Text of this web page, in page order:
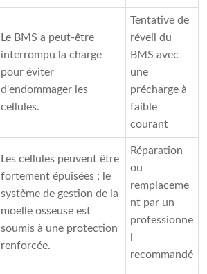
Le BMS a peut-être
interrompu la charge
pour éviter
d'endommager les
cellules.
Tentative de
réveil du
BMS avec
une
précharge à
faible
courant
Les cellules peuvent être
fortement épuisées ; le
système de gestion de la
moelle osseuse est
soumis à une protection
renforcée.
Réparation
ou
remplaceme
nt par un
professionne
recommandé